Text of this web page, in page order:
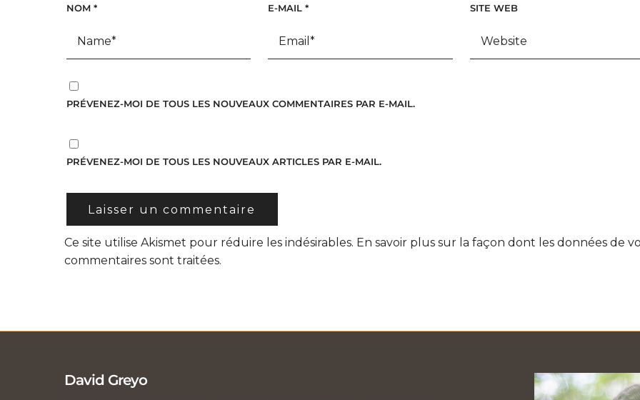
NOM * E-MAIL* SITE WEB
PRÉVENEZ-MOI DE TOUS LES NOUVEAUX COMMENTAIRES PAR E-MAIL.
PRÉVENEZ-MOI DE TOUS LES NOUVEAUX ARTICLES PAR E-MAIL.
Ce site utilise Akismet pour réduire les indésirables. En savoir plus sur la façon dont les données de
commentaires sont traitées.
David Greyo